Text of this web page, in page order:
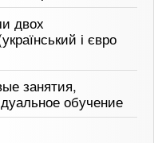
двох
і євро
занятия,
обучение